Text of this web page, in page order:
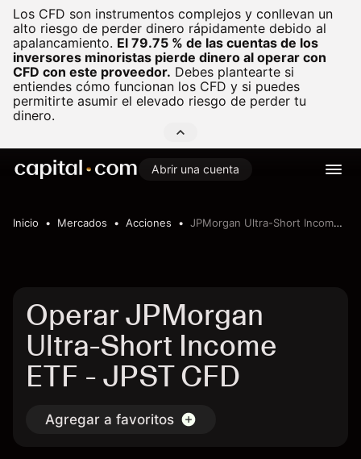
Los CFD son instrumentos complejos y conllevan un
alto riesgo de perder dinero rápidamente debido al
apalancamiento. El 79.75 % de las cuentas de los
inversores minoristas pierde dinero al operar con
CFD con este proveedor. Debes plantearte si
entiendes cómo funcionan los CFD y si puedes
permitirte asumir el elevado riesgo de perder tu
dinero.
Abrir una cuenta
Inicio Mercados Acciones JPMorgan Ultra-Short Income ETF
Operar JPMorgan
Ultra-Short Income
ETF - JPST CFD
Agregar a favoritos